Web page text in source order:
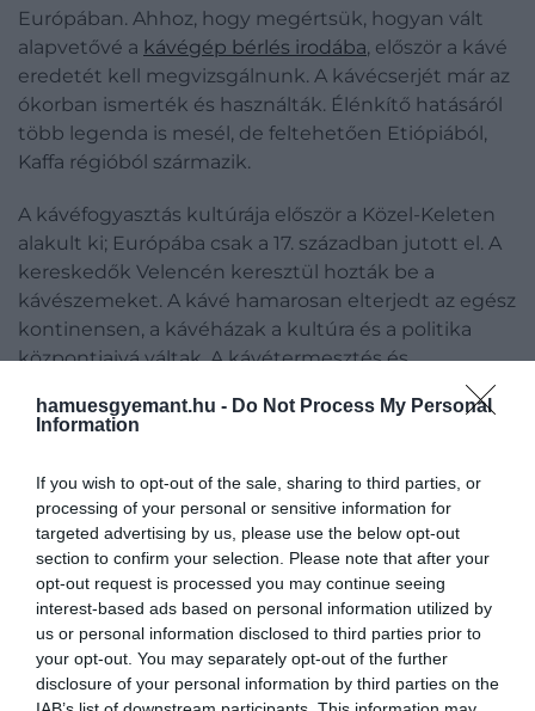
hamuesgyemant.hu - Do Not Process My Personal
Information
If you wish to opt-out of the sale, sharing to third parties, or
processing of your personal or sensitive information for
targeted advertising by us, please use the below opt-out
section to confirm your selection. Please note that after your
opt-out request is processed you may continue seeing
interest-based ads based on personal information utilized by
us or personal information disclosed to third parties prior to
your opt-out. You may separately opt-out of the further
disclosure of your personal information by third parties on the
Európában. Ahhoz, hogy megértsük, hogyan vált
alapvetővé a kávégép bérlés irodába, először a kávé
eredetét kell megvizsgálnunk. A kávécserjét már az
ókorban ismerték és használták. Élénkítő hatásáról
több legenda is mesél, de feltehetően Etiópiából,
Kaffa régióból származik.
A kávéfogyasztás kultúrája először a Közel-Keleten
alakult ki; Európába csak a 17. században jutott el. A
kereskedők Velencén keresztül hozták be a
kávészemeket. A kávé hamarosan elterjedt az egész
kontinensen, a kávéházak a kultúra és a politika
központjaivá váltak. A kávétermesztés és
kereskedelem is fejlődött, a hollandok, a franciák és
a spanyolok kávéültetvényeket létesítettek
eljuttatták.
A kávétermesztés és kereskedelem
fejlődése
A kávétermesztés és kereskedelem a 18. és 19.
században érte el virágkorát, amikor a kávé a világ
egyik legfontosabb és legkeresettebb árucikke lett.